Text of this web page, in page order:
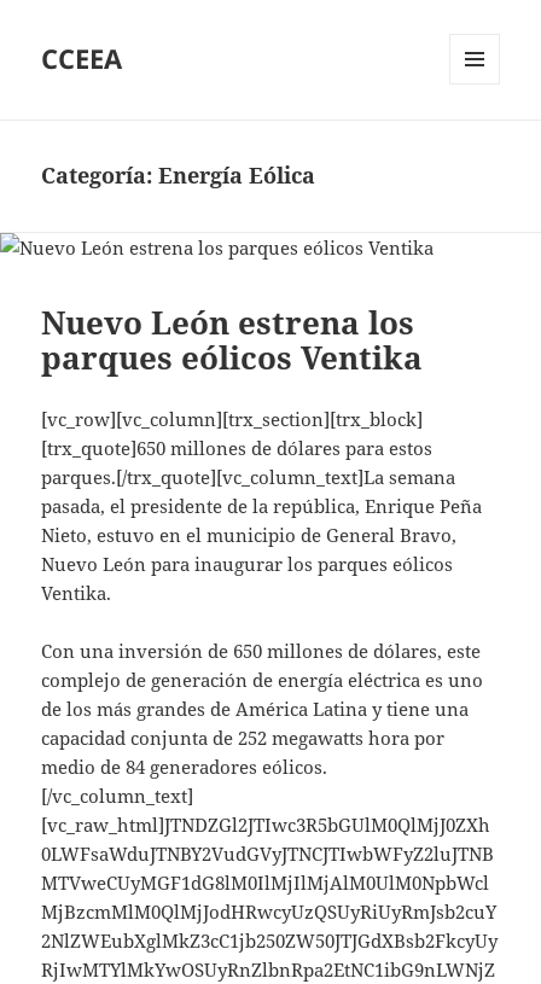
CCEEA
Categoría:Energía Eólica
Nuevo León estrena los
parques eólicos Ventika
[vc_row][vc_column][trx_section][trx_block]
[trx_quote]650 millones de dólares para estos
parques.[/trx_quote][vc_column_text]La semana
pasada, el presidente de la república, Enrique Peña
Nieto, estuvo en el municipio de General Bravo,
Nuevo León para inaugurar los parques eólicos
Ventika.
Con una inversión de 650 millones de dólares, este
complejo de generación de energía eléctrica es uno
de los más grandes de América Latina y tiene una
capacidad conjunta de 252 megawatts hora por
medio de 84 generadores eólicos.
[/vc_column_text]
[vc_raw_html]JTNDZGl2JTIwc3R5bGUlM0QlMjJ0ZXh
0LWFsaWduJTNBY2VudGVyJTNCJTIwbWFyZ2luJTNB
MTVweCUyMGF1dG8lM0IlMjIlMjAlM0UlM0NpbWcl
MjBzcmMlM0QlMjJodHRwcyUzQSUyRiUyRmJsb2cuY
2NlZWEubXglMkZ3cC1jb250ZW50JTJGdXBsb2FkcyUy
RjIwMTYlMkYwOSUyRnZlbnRpa2EtNC1ibG9nLWNjZ